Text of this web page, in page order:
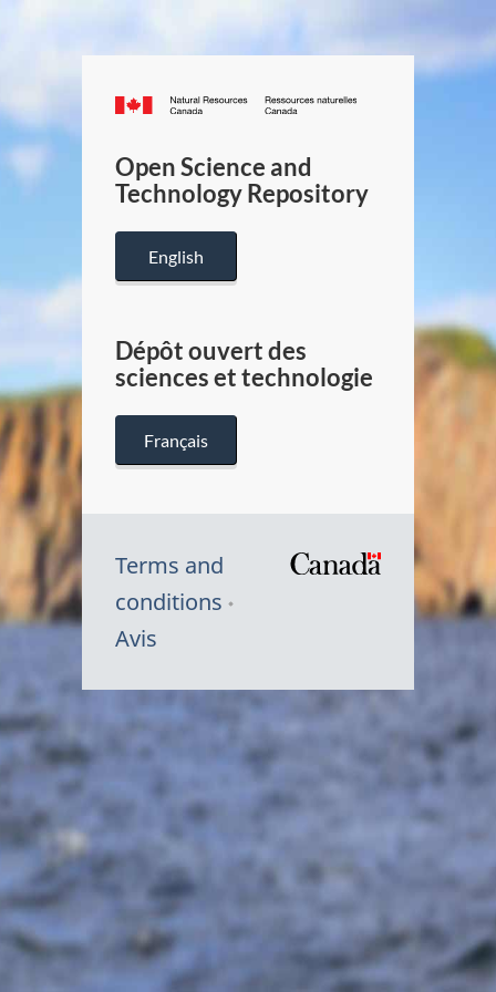
Canada.ca
/
Canada
Open Science and
Technology Repository
English
Dépôt ouvert des
sciences et technologie
Français
Terms and
conditions
Avis
Symbole
Canada